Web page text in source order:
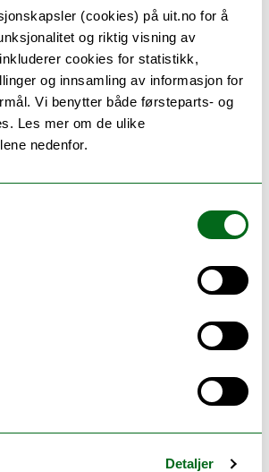
(cookies) på uit.no for å
og riktig visning av
cookies for statistikk,
og innsamling av informasjon for
Vi benytter både førsteparts- og
Les mer om de ulike
nedenfor.
Detaljer
arbeidsområde
/ kullkoordinator